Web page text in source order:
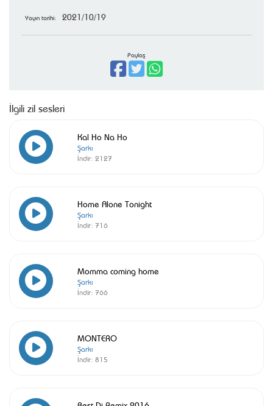
Yayın tarihi: 2021/10/19
Paylaş
İlgili zil sesleri
Kal Ho Na Ho
Şarkı
İndir: 2127
Home Alone Tonight
Şarkı
İndir: 716
Momma coming home
Şarkı
İndir: 766
MONTERO
Şarkı
İndir: 815